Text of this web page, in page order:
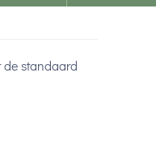
de standaard